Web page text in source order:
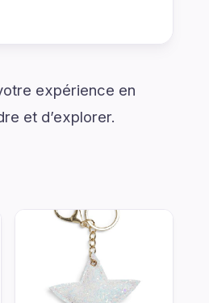
expérience en
et d’explorer.